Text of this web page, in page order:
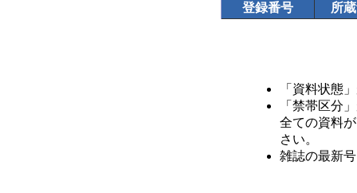
登録番号 所
「資料状態
「禁帯区分
全ての資料
さい。
雑誌の最新